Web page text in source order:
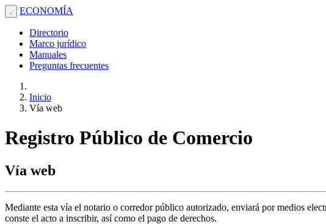
. ECONOMÍA
Directorio
Marco jurídico
Manuales
Preguntas frecuentes
Inicio
Vía web
Registro Público de Comercio
Vía web
Mediante esta vía el notario o corredor público autorizado, enviará por medios
conste el acto a inscribir, así como el pago de derechos.